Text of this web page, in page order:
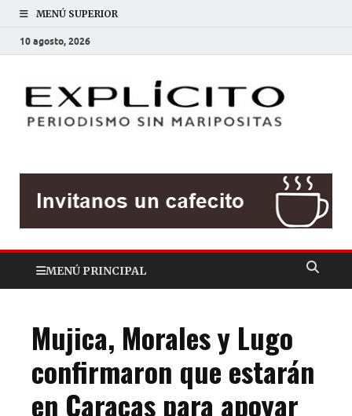
MENÚ SUPERIOR
10 agosto, 2026
MENÚ PRINCIPAL
Mujica, Morales y Lugo
confirmaron que estarán
en Caracas para apoyar